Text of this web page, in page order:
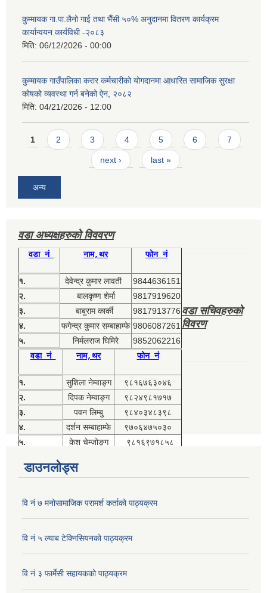
कुम्मायक गा.पा.लैनो गाई तथा भैँसी ५०% अनुदानमा वितरण कार्यक्रम
कार्यान्वयन कार्यविधी -२०८३
मिति: 06/12/2026 - 00:00
कुम्मायक गाउँपालिका करार कर्मचारीको योगदानमा आधारित सामाजिक सुरक्षा
कोषको व्यवस्था गर्न बनेको ऐन, २०८२
मिति: 04/21/2026 - 12:00
Pages
1 2 3 4 5 6 7
next › last »
अन्य
वडा अध्यक्षहरुको विववरण
वडा नं नाम,थर फोन नं
१. देवेन्द्र कुमार लावती
9844636151
२.
बालकृष्ण शेर्मा
9817919620
३.
बाबुराम कार्की
9817913776
४.
फगेन्द्र कुमार सम्बाहाम्फे 9806087261
५.
निर्मलराज घिमिरे 9852062216
वडा सचिवहरुको
विवरण
वडा नं नाम,थर फोन नं
१. सुशिला नेम्वाङ्ग
९८१६७६३०४६
२.
दिपक नेम्वाङ्ग
९८२४९८१७१७
३.
पवन लिम्बु
९८४०३४८३९८
४.
दर्शन सम्बाहाम्फे
९७०६४७५०३०
५.
केश चेम्जोङ्ग ९८१६९७१८५८
डाउनलोड्स
वि नं ७ मनोसामाजिक परामर्श कर्ताको पाठ्यक्रम
वि नं ५ ल्याब टेक्निसियनको पाठ्यक्रम
वि नं ३ फार्मेसी सहायकको पाठ्यक्रम